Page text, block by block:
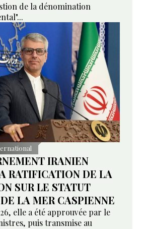
de la dénomination
IRANIEN
RATIFICATION DE LA
SUR LE STATUT
LA MER CASPIENNE
elle a été approuvée par le
puis transmise au